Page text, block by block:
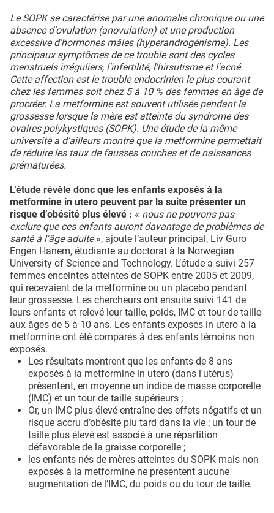
Le SOPK se caractérise par une anomalie chronique ou une
absence d'ovulation (anovulation) et une production
excessive d'hormones mâles (hyperandrogénisme). Les
principaux symptômes de ce trouble sont des cycles
menstruels irréguliers, l'infertilité, l'hirsutisme et l'acné.
Cette affection est le trouble endocrinien le plus courant
chez les femmes soit chez 5 à 10 % des femmes en âge de
procréer. La metformine est souvent utilisée pendant la
grossesse lorsque la mère est atteinte du syndrome des
ovaires polykystiques (SOPK). Une étude de la même
université a d’ailleurs montré que la metformine permettait
de réduire les taux de fausses couches et de naissances
prématurées.
L’étude révèle donc que les enfants exposés à la
metformine in utero peuvent par la suite présenter un
risque d’obésité plus élevé : « nous ne pouvons pas
exclure que ces enfants auront davantage de problèmes de
santé à l'âge adulte», ajoute l’auteur principal, Liv Guro
Engen Hanem, étudiante au doctorat à la Norwegian
University of Science and Technology. L’étude a suivi 257
femmes enceintes atteintes de SOPK entre 2005 et 2009,
qui recevaient de la metformine ou un placebo pendant
leur grossesse. Les chercheurs ont ensuite suivi 141 de
leurs enfants et relevé leur taille, poids, IMC et tour de taille
aux âges de 5 à 10 ans. Les enfants exposés in utero à la
metformine ont été comparés à des enfants témoins non
exposés.
Les résultats montrent que les enfants de 8 ans
exposés à la metformine in utero (dans l'utérus)
présentent, en moyenne un indice de masse corporelle
(IMC) et un tour de taille supérieurs ;
Or, un IMC plus élevé entraîne des effets négatifs et un
risque accru d’obésité plu tard dans la vie ; un tour de
taille plus élevé est associé à une répartition
défavorable de la graisse corporelle ;
les enfants nés de mères atteintes du SOPK mais non
exposés à la metformine ne présentent aucune
augmentation de l’IMC, du poids ou du tour de taille.